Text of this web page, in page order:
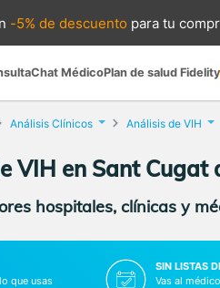
-5% de descuento para tu
Chat MédicoPlan de salud Fidelity
Análisis Clínicos Análisis de VIH
VIH en Sant Cugat
hospitales, clínicas y
que usas
SIN LISTAS
Vas al